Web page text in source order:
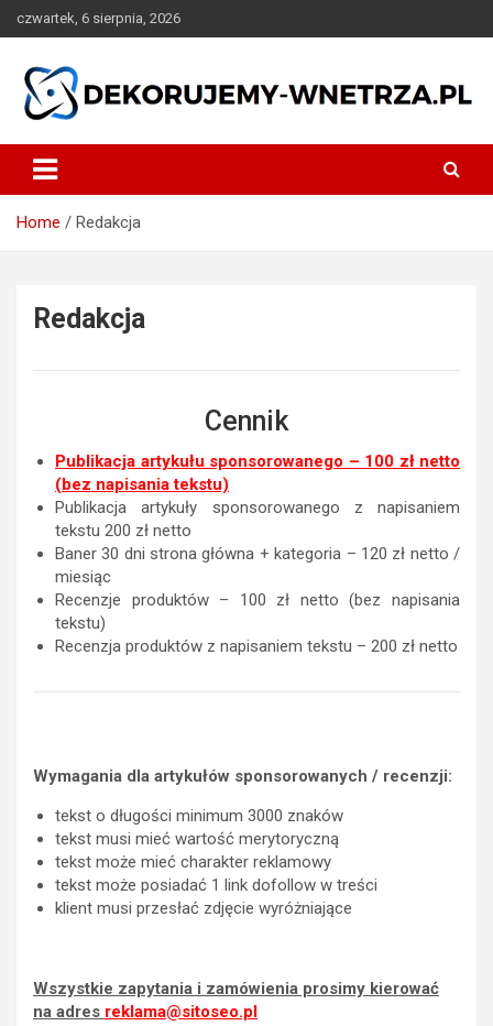
to
czwartek, 6 sierpnia, 2026
dekorujemy-wnetrza.pl
Home Redakcja
Redakcja
Cennik
Publikacja artykułu sponsorowanego – 100 zł netto
(bez napisania tekstu)
Publikacja artykuły sponsorowanego z napisaniem
tekstu 200 zł netto
Baner 30 dni strona główna + kategoria – 120 zł netto /
miesiąc
Recenzje produktów – 100 zł netto (bez napisania
tekstu)
Recenzja produktów z napisaniem tekstu – 200 zł netto
Wymagania dla artykułów sponsorowanych / recenzji:
tekst o długości minimum 3000 znaków
tekst musi mieć wartość merytoryczną
tekst może mieć charakter reklamowy
tekst może posiadać 1 link dofollow w treści
klient musi przesłać zdjęcie wyróżniające
Wszystkie zapytania i zamówienia prosimy kierować
na adres reklama@sitoseo.pl